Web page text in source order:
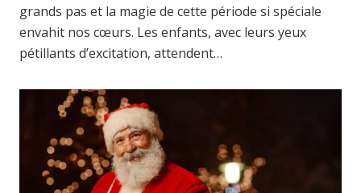
grands pas et la magie de cette période si spéciale
envahit nos cœurs. Les enfants, avec leurs yeux
pétillants d’excitation, attendent…